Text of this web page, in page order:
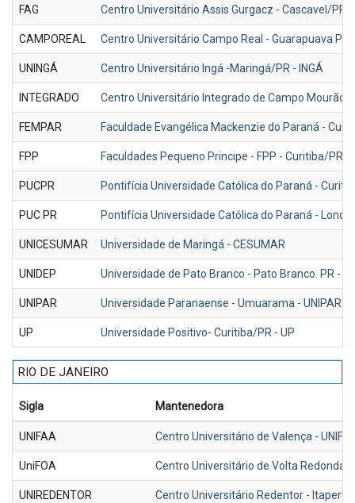
FAG Centro Universitário Assis Gurgacz - Cascavel/PR -
CAMPOREAL Centro Universitário Campo Real - Guarapuava PR-
UNINGÁ Centro Universitário Ingá -Maringá/PR - INGÁ
INTEGRADO Centro Universitário Integrado de Campo Mourão -
FEMPAR Faculdade Evangélica Mackenzie do Paraná -
FPP Faculdades Pequeno Principe - FPP - Curitiba/PR
PUCPR Pontifícia Universidade Católica do Paraná -
PUC PR Pontifícia Universidade Católica do Paraná -
UNICESUMAR Universidade de Maringá - CESUMAR
UNIDEP Universidade de Pato Branco - Pato Branco. PR -
UNIPAR Universidade Paranaense - Umuarama - UNIPAR -
UP Universidade Positivo- Curitiba/PR - UP
RIO DE JANEIRO
Sigla Mantenedora
UNIFAA Centro Universitário de Valença -
UniFOA Centro Universitário de Volta Redonda-
UNIREDENTOR Centro Universitário Redentor -